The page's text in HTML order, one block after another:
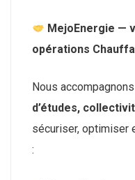
MejoEnergie —
opérations
Nous accompagnons
d’études,
sécuriser, optimiser
: